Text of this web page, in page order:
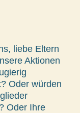
liebe Eltern
Aktionen
Oder würden
Oder Ihre